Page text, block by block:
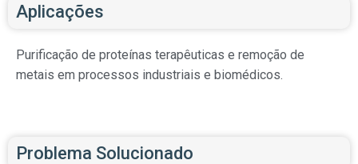
Aplicações
Purificação de proteínas terapêuticas e remoção de
metais em processos industriais e biomédicos.
Problema Solucionado